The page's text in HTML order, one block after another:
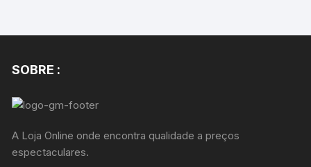
SOBRE :
A Loja Online onde encontra qualidade a preços
espectaculares.